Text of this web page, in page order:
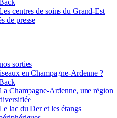
centres de soins du Grand-Est
de presse
sorties
en Champagne-Ardenne ?
Champagne-Ardenne, une région
lac du Der et les étangs